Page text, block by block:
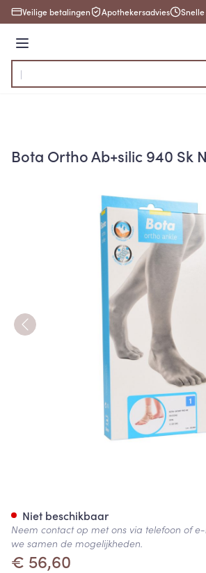
Ga naar de inhoud
Veilige betalingen Apothekersadvies
Menu
Product, merk, categorie...
Bota Ortho Ab+silic 940 Sk
€ 56,60
Niet beschikbaar
Neem contact op met ons via telefoon of
we samen de mogelijkheden.